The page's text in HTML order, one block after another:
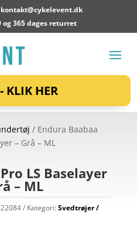
kontakt@cykelevent.dk
og 365 dages returret
KLIK HER
/ Endura Baabaa
– Grå – ML
LS Baselayer
– ML
Kategori:Svedtrøjer /